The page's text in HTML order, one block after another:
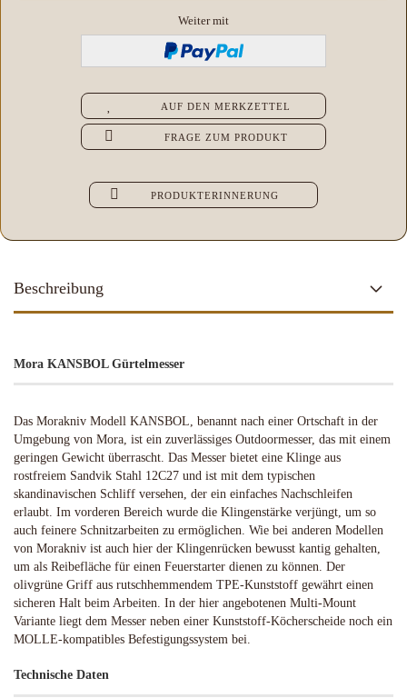
Weiter mit
AUF DEN MERKZETTEL
FRAGE ZUM PRODUKT
PRODUKTERINNERUNG
Beschreibung
Mora KANSBOL Gürtelmesser
Das Morakniv Modell KANSBOL, benannt nach einer Ortschaft in der
Umgebung von Mora, ist ein zuverlässiges Outdoormesser, das mit einem
geringen Gewicht überrascht. Das Messer bietet eine Klinge aus
rostfreiem Sandvik Stahl 12C27 und ist mit dem typischen
skandinavischen Schliff versehen, der ein einfaches Nachschleifen
erlaubt. Im vorderen Bereich wurde die Klingenstärke verjüngt, um so
auch feinere Schnitzarbeiten zu ermöglichen. Wie bei anderen Modellen
von Morakniv ist auch hier der Klingenrücken bewusst kantig gehalten,
um als Reibefläche für einen Feuerstarter dienen zu können. Der
olivgrüne Griff aus rutschhemmendem TPE-Kunststoff gewährt einen
sicheren Halt beim Arbeiten. In der hier angebotenen Multi-Mount
Variante liegt dem Messer neben einer Kunststoff-Köcherscheide noch ein
MOLLE-kompatibles Befestigungssystem bei.
Technische Daten